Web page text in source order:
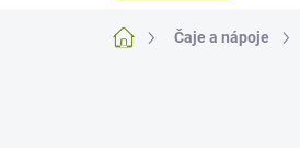
DomovČaje a nápoje